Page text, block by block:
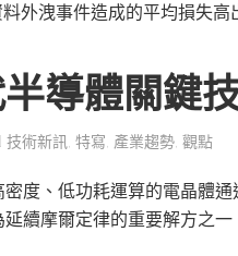
外洩事件造成的平均損失高
導體關鍵
技術新訊 特寫 產業趨勢 觀點
度、低功耗運算的電晶體
續摩爾定律的重要解方之一